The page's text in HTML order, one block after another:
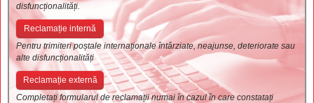
disfuncționalități.
Reclamație internă
Pentru trimiteri poștale internaționale întârziate, neajunse, deteriorate sau
alte disfuncționalități
Reclamație externă
Completați formularul de reclamații numai în cazul în care constatați